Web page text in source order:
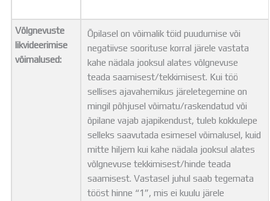
Võlgnevuste
likvideerimise
võimalused:
Õpilasel on võimalik töid puudumise või
negatiivse soorituse korral järele vastata
kahe nädala jooksul alates võlgnevuse
teada saamisest/tekkimisest. Kui töö
sellises ajavahemikus järeletegemine on
mingil põhjusel võimatu/raskendatud või
õpilane vajab ajapikendust, tuleb kokkulepe
selleks saavutada esimesel võimalusel, kuid
mitte hiljem kui kahe nädala jooksul alates
võlgnevuse tekkimisest/hinde teada
saamisest. Vastasel juhul saab tegemata
tööst hinne “1”, mis ei kuulu järele